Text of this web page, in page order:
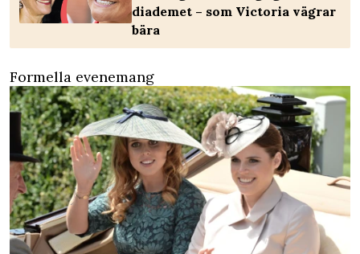
diademet – som Victoria vägrar
bära
Formella evenemang